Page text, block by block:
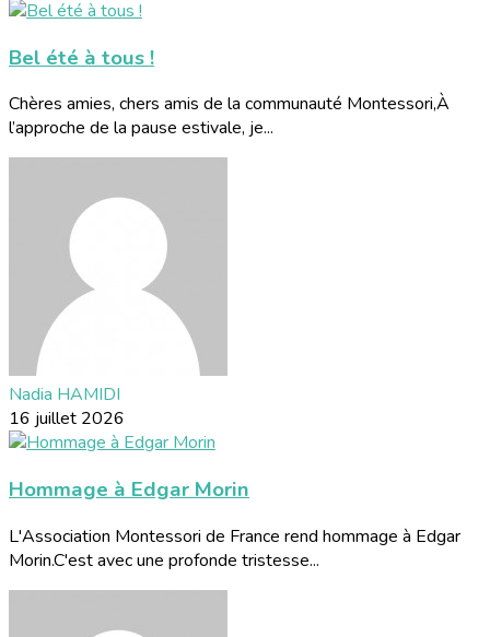
Bel été à tous !
Chères amies, chers amis de la communauté Montessori,À
l’approche de la pause estivale, je...
Nadia HAMIDI
16 juillet 2026
Hommage à Edgar Morin
L'Association Montessori de France rend hommage à Edgar
Morin.C'est avec une profonde tristesse...